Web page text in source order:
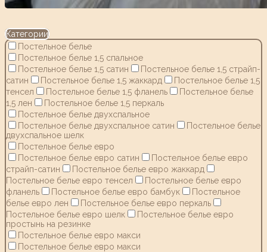
Категории
Постельное белье
Постельное белье 1,5 спальное
Постельное белье 1,5 сатин
Постельное белье 1,5 страйп-
сатин
Постельное белье 1,5 жаккард
Постельное белье 1,5
тенсел
Постельное белье 1,5 фланель
Постельное белье
1,5 лен
Постельное белье 1,5 перкаль
Постельное белье двухспальное
Постельное белье двухспальное сатин
Постельное белье
двухспальное шелк
Постельное белье евро
Постельное белье евро сатин
Постельное белье евро
страйп-сатин
Постельное белье евро жаккард
Постельное белье евро тенсел
Постельное белье евро
фланель
Постельное белье евро бамбук
Постельное
белье евро лен
Постельное белье евро перкаль
Постельное белье евро шелк
Постельное белье евро
простынь на резинке
Постельное белье евро макси
Постельное белье евро макси